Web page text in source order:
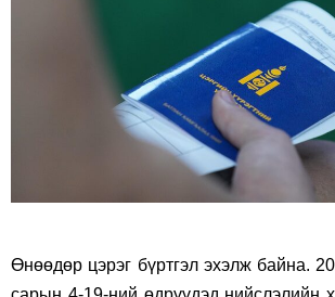
Өнөөдөр цэрэг бүртгэл эхэлж байна.